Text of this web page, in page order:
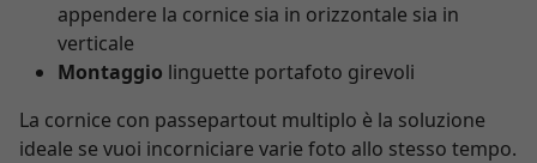
appendere la cornice sia in orizzontale sia in
verticale
Montaggio linguette portafoto girevoli
La cornice con passepartout multiplo è la soluzione
ideale se vuoi incorniciare varie foto allo stesso tempo.